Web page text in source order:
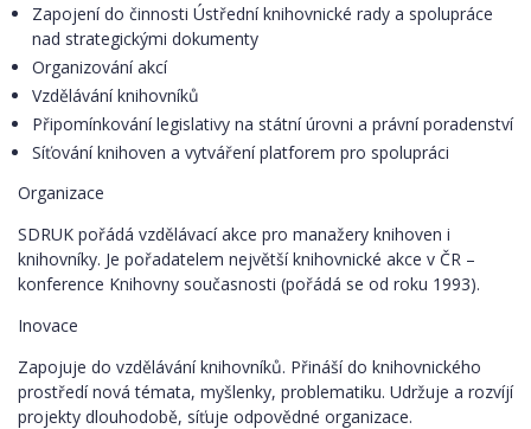
Zapojení do činnosti Ústřední knihovnické rady a spolupráce
nad strategickými dokumenty
Organizování akcí
Vzdělávání knihovníků
Připomínkování legislativy na státní úrovni a právní poradenství
Síťování knihoven a vytváření platforem pro spolupráci
Organizace
SDRUK pořádá vzdělávací akce pro manažery knihoven i
knihovníky. Je pořadatelem největší knihovnické akce v ČR –
konference Knihovny současnosti (pořádá se od roku 1993).
Inovace
Zapojuje do vzdělávání knihovníků. Přináší do knihovnického
prostředí nová témata, myšlenky, problematiku. Udržuje a rozvíjí
projekty dlouhodobě, síťuje odpovědné organizace.